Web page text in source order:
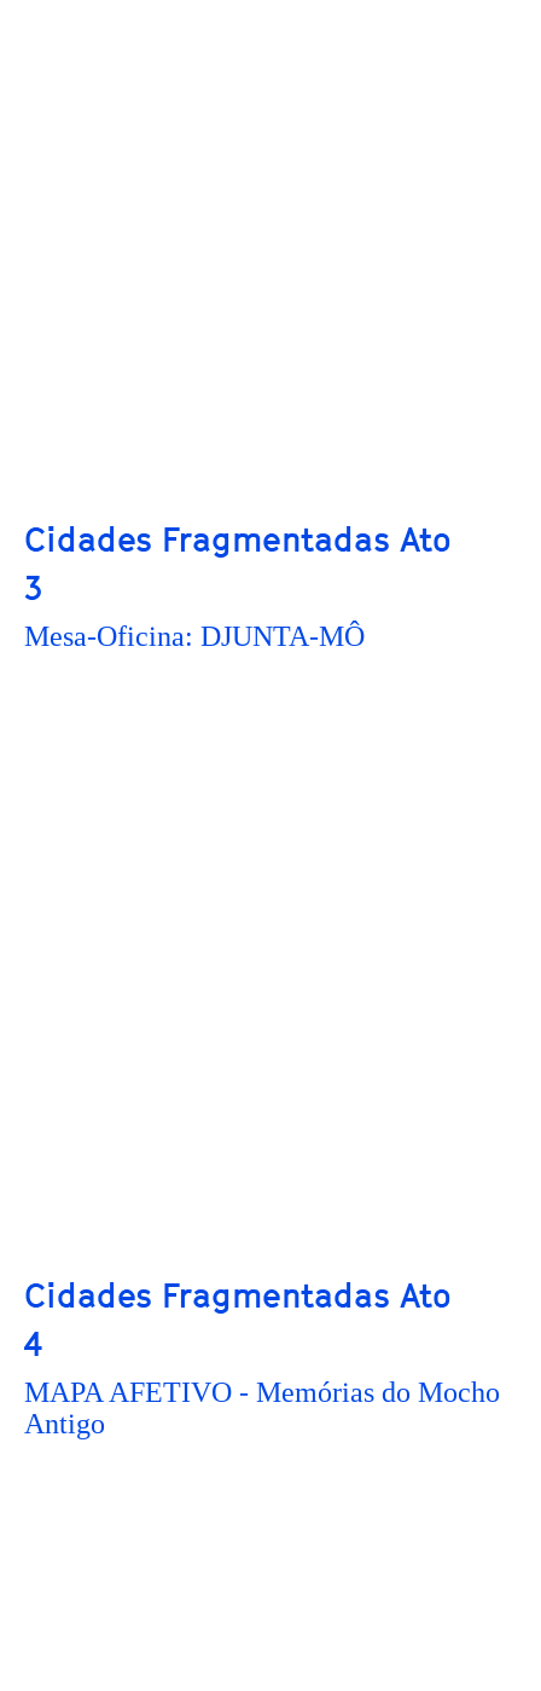
Cidades Fragmentadas Ato
3
Mesa-Oficina: DJUNTA-MÔ
Cidades Fragmentadas Ato
4
MAPA AFETIVO - Memórias do Mocho
Antigo